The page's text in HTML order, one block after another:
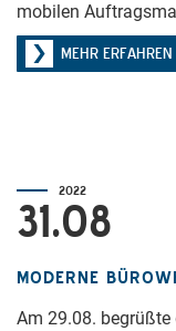
mobilen
MEHR ERFAHREN
2022
31.08
MODERNE
Am 29.08.